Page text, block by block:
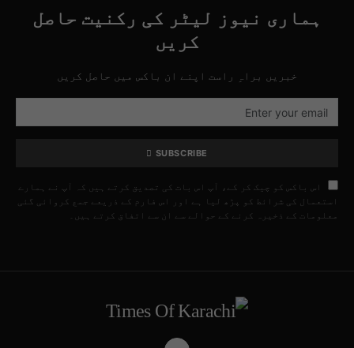
ہماری نیوز لیٹر کی رکنیت حاصل
کریں
خبریں براہِ راست اپنے ان باکس میں حاصل کریں
SUBSCRIBE
اس باکس کو چیک کر کے، آپ اس بات کی تصدیق کرتے ہیں کہ آپ نے ہمارے
استعمال کی شرائط کو پڑھ لیا ہے اور اس فارم کے ذریعے جمع کروائی گئی
معلومات کے ذخیرہ کرنے کے حوالے سے ان سے اتفاق کرتے ہیں۔